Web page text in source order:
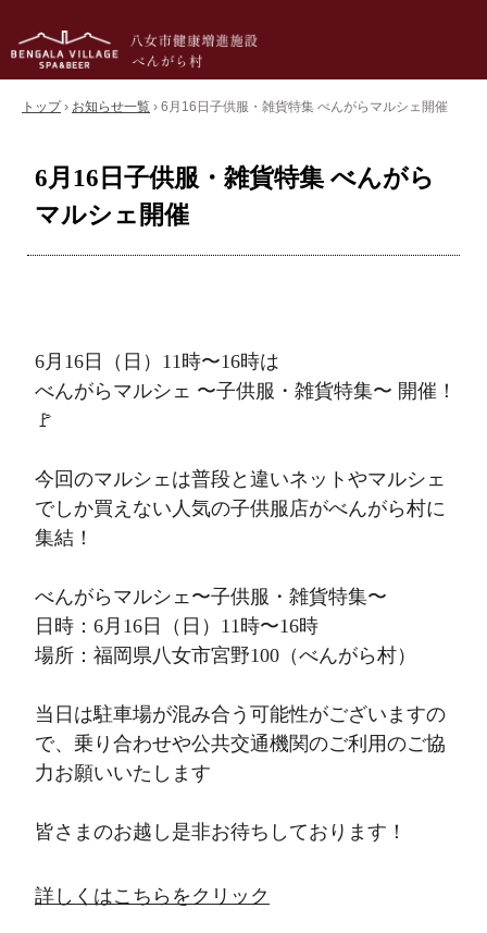
トップ › お知らせ一覧 › 6月16日子供服・雑貨特集 べんがらマルシェ開催
6月16日子供服・雑貨特集 べんがら
マルシェ開催
6月16日（日）11時〜16時は
べんがらマルシェ 〜子供服・雑貨特集〜 開催！
🚩
今回のマルシェは普段と違いネットやマルシェ
でしか買えない人気の子供服店がべんがら村に
集結！
べんがらマルシェ〜子供服・雑貨特集〜
日時：6月16日（日）11時〜16時
場所：福岡県八女市宮野100（べんがら村）
当日は駐車場が混み合う可能性がございますの
で、乗り合わせや公共交通機関のご利用のご協
力お願いいたします
皆さまのお越し是非お待ちしております！
詳しくはこちらをクリック